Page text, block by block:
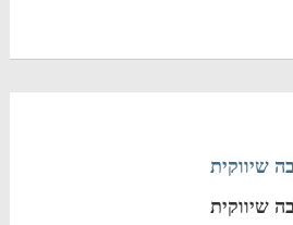
שיווקית
שיווקית